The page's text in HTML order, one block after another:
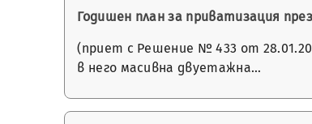
Годишен план за приватизация
(приет с Решение № 433 от
в него масивна двуетажна…